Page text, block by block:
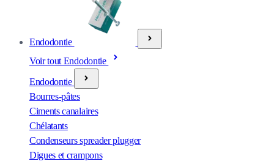
Endodontie
Voir tout Endodontie
Endodontie
Bourres-pâtes
Ciments canalaires
Chélatants
Condenseurs spreader plugger
Digues et crampons